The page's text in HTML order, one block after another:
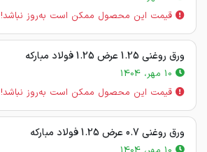
قیمت این محصول ممکن است به‌روز نباشد!
ورق روغنی 1.25 عرض 1.25 فولاد مبارکه
قیمت این محصول ممکن است به‌روز نباشد!
ورق روغنی 0.7 عرض 1.25 فولاد مبارکه